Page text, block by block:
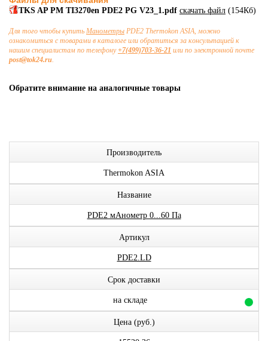
TKS AP PM TI3270en PDE2 PG V23_1.pdf скачать файл (154Кб)
Для того чтобы купить Манометры PDE2 Thermokon ASIA, можно
ознакомиться с товарами в каталоге или обратиться за консультацией к
нашим специалистам по телефону+7(499)703-36-21 или по электронной почте
post@tok24.ru.
Обратите внимание на аналогичные товары
Производитель
Thermokon ASIA
Название
PDE2 мАнометр 0...60 Па
Артикул
PDE2.LD
Срок доставки
на складе
Цена (руб.)